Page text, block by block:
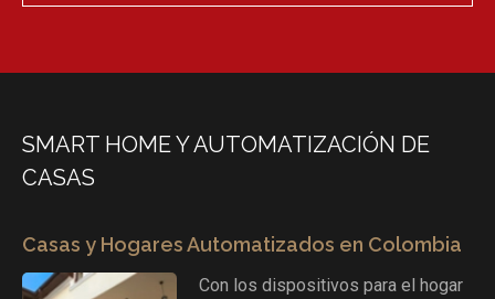
SMART HOME Y AUTOMATIZACIÓN DE
CASAS
Casas y Hogares Automatizados en Colombia
Con los dispositivos para el hogar